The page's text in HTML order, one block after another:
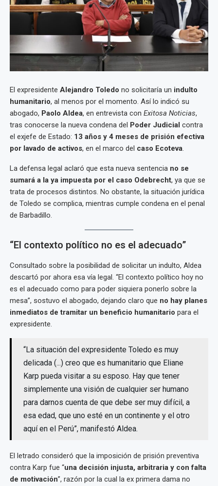
El expresidente Alejandro Toledo no solicitaría un indulto
humanitario, al menos por el momento. Así lo indicó su
abogado, Paolo Aldea, en entrevista con Exitosa Noticias,
tras conocerse la nueva condena del Poder Judicial contra
el exjefe de Estado: 13 años y 4 meses de prisión efectiva
por lavado de activos, en el marco del caso Ecoteva.
La defensa legal aclaró que esta nueva sentencia no se
sumará a la ya impuesta por el caso Odebrecht, ya que se
trata de procesos distintos. No obstante, la situación jurídica
de Toledo se complica, mientras cumple condena en el penal
de Barbadillo.
“El contexto político no es el adecuado”
Consultado sobre la posibilidad de solicitar un indulto, Aldea
descartó por ahora esa vía legal. “El contexto político hoy no
es el adecuado como para poder siquiera ponerlo sobre la
mesa”, sostuvo el abogado, dejando claro que no hay planes
inmediatos de tramitar un beneficio humanitario para el
expresidente.
“La situación del expresidente Toledo es muy
delicada (...) creo que es humanitario que Eliane
Karp pueda visitar a su esposo. Hay que tener
simplemente una visión de cualquier ser humano
para darnos cuenta de que debe ser muy difícil, a
esa edad, que uno esté en un continente y el otro
aquí en el Perú”, manifestó Aldea.
El letrado consideró que la imposición de prisión preventiva
contra Karp fue “una decisión injusta, arbitraria y con falta
de motivación”, razón por la cual la ex primera dama no